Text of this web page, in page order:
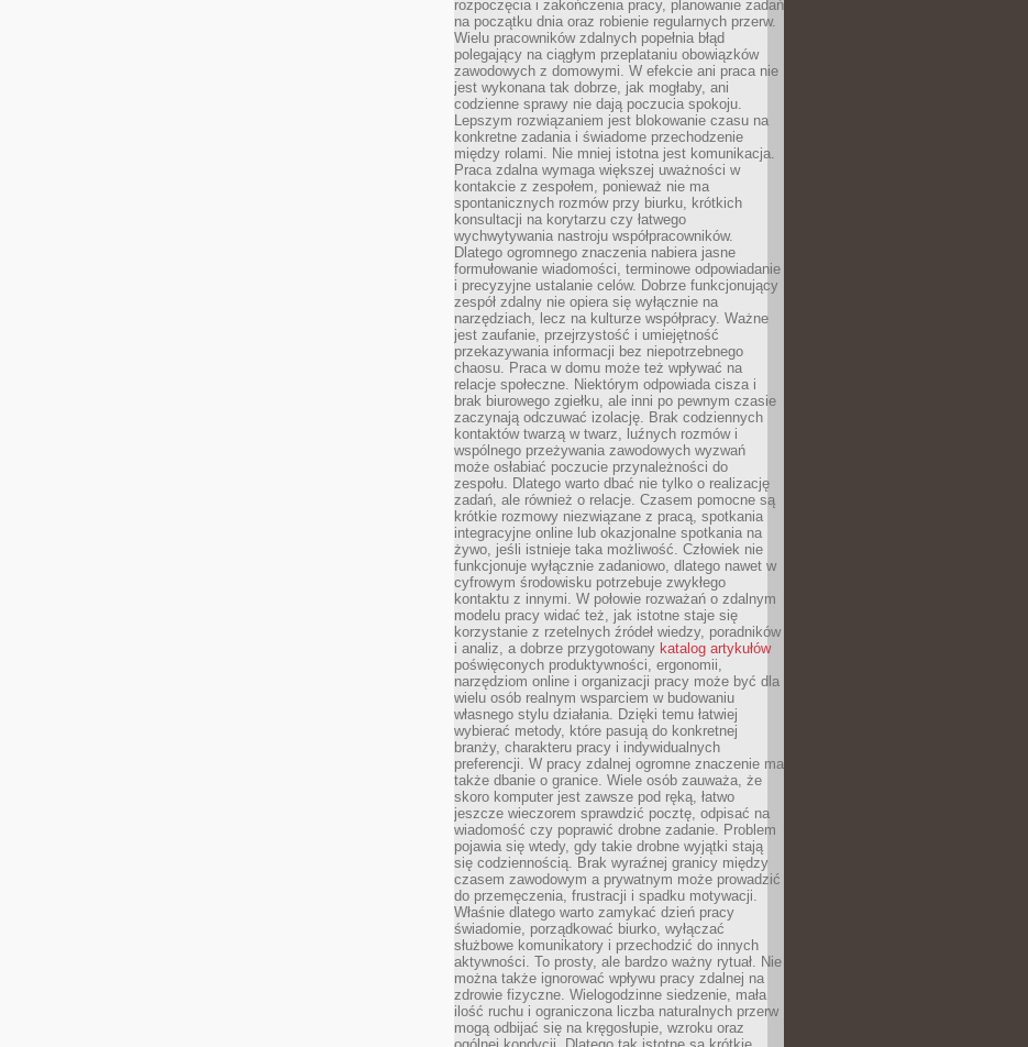
rozpoczęcia i zakończenia pracy, planowanie zadań
na początku dnia oraz robienie regularnych przerw.
Wielu pracowników zdalnych popełnia błąd
polegający na ciągłym przeplataniu obowiązków
zawodowych z domowymi. W efekcie ani praca nie
jest wykonana tak dobrze, jak mogłaby, ani
codzienne sprawy nie dają poczucia spokoju.
Lepszym rozwiązaniem jest blokowanie czasu na
konkretne zadania i świadome przechodzenie
między rolami. Nie mniej istotna jest komunikacja.
Praca zdalna wymaga większej uważności w
kontakcie z zespołem, ponieważ nie ma
spontanicznych rozmów przy biurku, krótkich
konsultacji na korytarzu czy łatwego
wychwytywania nastroju współpracowników.
Dlatego ogromnego znaczenia nabiera jasne
formułowanie wiadomości, terminowe odpowiadanie
i precyzyjne ustalanie celów. Dobrze funkcjonujący
zespół zdalny nie opiera się wyłącznie na
narzędziach, lecz na kulturze współpracy. Ważne
jest zaufanie, przejrzystość i umiejętność
przekazywania informacji bez niepotrzebnego
chaosu. Praca w domu może też wpływać na
relacje społeczne. Niektórym odpowiada cisza i
brak biurowego zgiełku, ale inni po pewnym czasie
zaczynają odczuwać izolację. Brak codziennych
kontaktów twarzą w twarz, luźnych rozmów i
wspólnego przeżywania zawodowych wyzwań
może osłabiać poczucie przynależności do
zespołu. Dlatego warto dbać nie tylko o realizację
zadań, ale również o relacje. Czasem pomocne są
krótkie rozmowy niezwiązane z pracą, spotkania
integracyjne online lub okazjonalne spotkania na
żywo, jeśli istnieje taka możliwość. Człowiek nie
funkcjonuje wyłącznie zadaniowo, dlatego nawet w
cyfrowym środowisku potrzebuje zwykłego
kontaktu z innymi. W połowie rozważań o zdalnym
modelu pracy widać też, jak istotne staje się
korzystanie z rzetelnych źródeł wiedzy, poradników
i analiz, a dobrze przygotowany katalog artykułów
poświęconych produktywności, ergonomii,
narzędziom online i organizacji pracy może być dla
wielu osób realnym wsparciem w budowaniu
własnego stylu działania. Dzięki temu łatwiej
wybierać metody, które pasują do konkretnej
branży, charakteru pracy i indywidualnych
preferencji. W pracy zdalnej ogromne znaczenie ma
także dbanie o granice. Wiele osób zauważa, że
skoro komputer jest zawsze pod ręką, łatwo
jeszcze wieczorem sprawdzić pocztę, odpisać na
wiadomość czy poprawić drobne zadanie. Problem
pojawia się wtedy, gdy takie drobne wyjątki stają
się codziennością. Brak wyraźnej granicy między
czasem zawodowym a prywatnym może prowadzić
do przemęczenia, frustracji i spadku motywacji.
Właśnie dlatego warto zamykać dzień pracy
świadomie, porządkować biurko, wyłączać
służbowe komunikatory i przechodzić do innych
aktywności. To prosty, ale bardzo ważny rytuał. Nie
można także ignorować wpływu pracy zdalnej na
zdrowie fizyczne. Wielogodzinne siedzenie, mała
ilość ruchu i ograniczona liczba naturalnych przerw
mogą odbijać się na kręgosłupie, wzroku oraz